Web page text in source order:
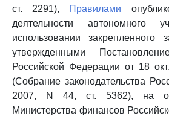
ст. 2291), Правилами
деятельности автономного
использовании
утвержденными
Российской Федерации от 18
(Собрание законодательства
2007, N 44, ст. 5362), на
Министерства финансов